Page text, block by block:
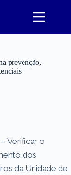
prevenção,
Verificar o
dos
da Unidade de